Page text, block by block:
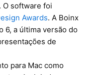
O software foi
Awards. A Boinx
6, a última versão do
de
para Mac como